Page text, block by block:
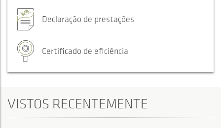
Declaração de prestações
Certificado de eficiência
VISTOS RECENTEMENTE